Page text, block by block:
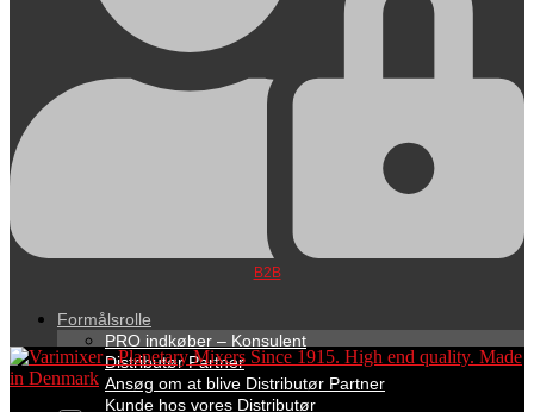
B2B
Formålsrolle
PRO indkøber – Konsulent
Distributør Partner
Ansøg om at blive Distributør Partner
Kunde hos vores Distributør